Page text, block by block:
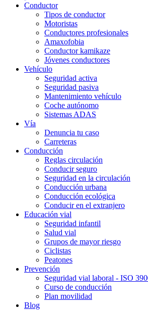
Conductor
Tipos de conductor
Motoristas
Conductores profesionales
Amaxofobia
Conductor kamikaze
Jóvenes conductores
Vehículo
Seguridad activa
Seguridad pasiva
Mantenimiento vehículo
Coche autónomo
Sistemas ADAS
Vía
Denuncia tu caso
Carreteras
Conducción
Reglas circulación
Conducir seguro
Seguridad en la circulación
Conducción urbana
Conducción ecológica
Conducir en el extranjero
Educación vial
Seguridad infantil
Salud vial
Grupos de mayor riesgo
Ciclistas
Peatones
Prevención
Seguridad vial laboral - ISO
Curso de conducción
Plan movilidad
Blog